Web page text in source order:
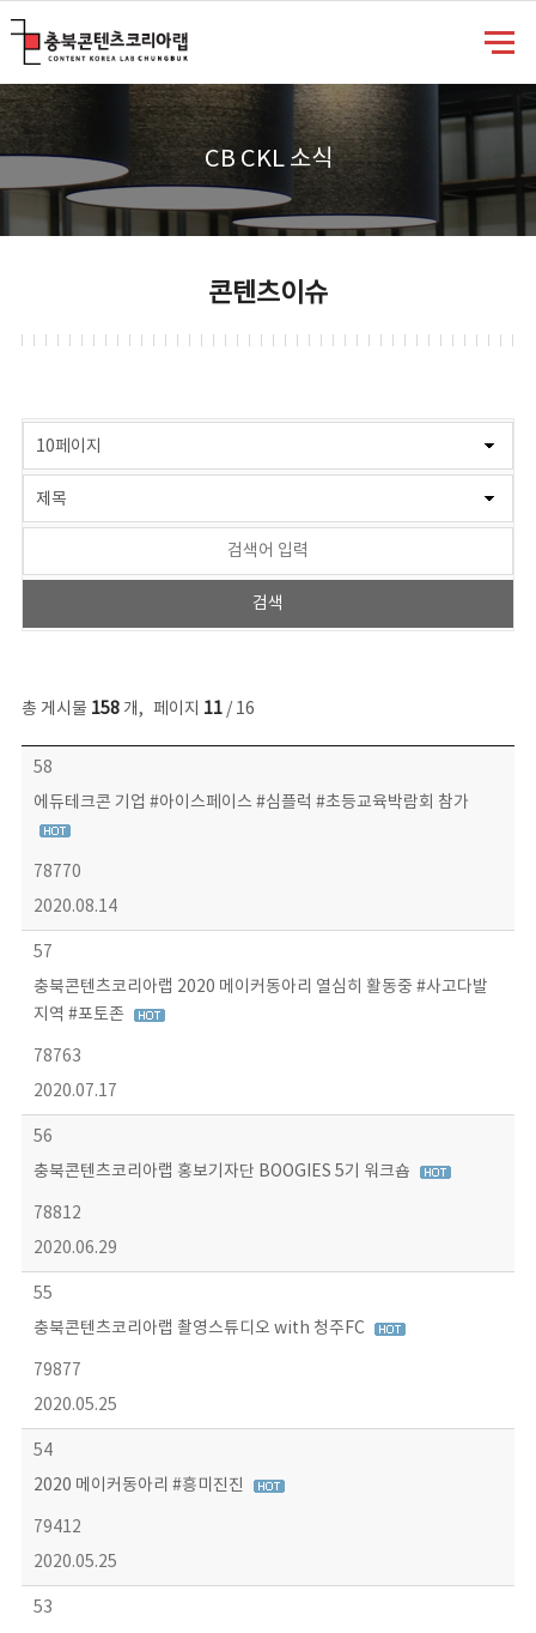
CB CKL 소식
콘텐츠이슈
총 게시물 158개, 페이지 11/ 16
콘텐츠이슈 목록 - 번호, 제목, 작성자, 파일, 조회수, 작성일 정보 제공
58
에듀테크콘 기업 #아이스페이스 #심플럭 #초등교육박람회 참가
78770
2020.08.14
57
충북콘텐츠코리아랩 2020 메이커동아리 열심히 활동중 #사고다발
지역 #포토존
78763
2020.07.17
56
충북콘텐츠코리아랩 홍보기자단 BOOGIES 5기 워크숍
78812
2020.06.29
55
충북콘텐츠코리아랩 촬영스튜디오 with 청주FC
79877
2020.05.25
54
2020 메이커동아리 #흥미진진
79412
2020.05.25
53